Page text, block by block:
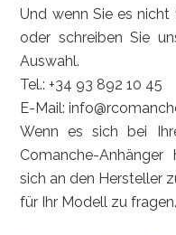
Und wenn Sie es nicht
oder schreiben Sie
Auswahl.
Tel.:+34 93 892 10 45
E-Mail:
Wenn es sich bei
Comanche-
sich an den Hersteller
für Ihr Modell zu fragen.